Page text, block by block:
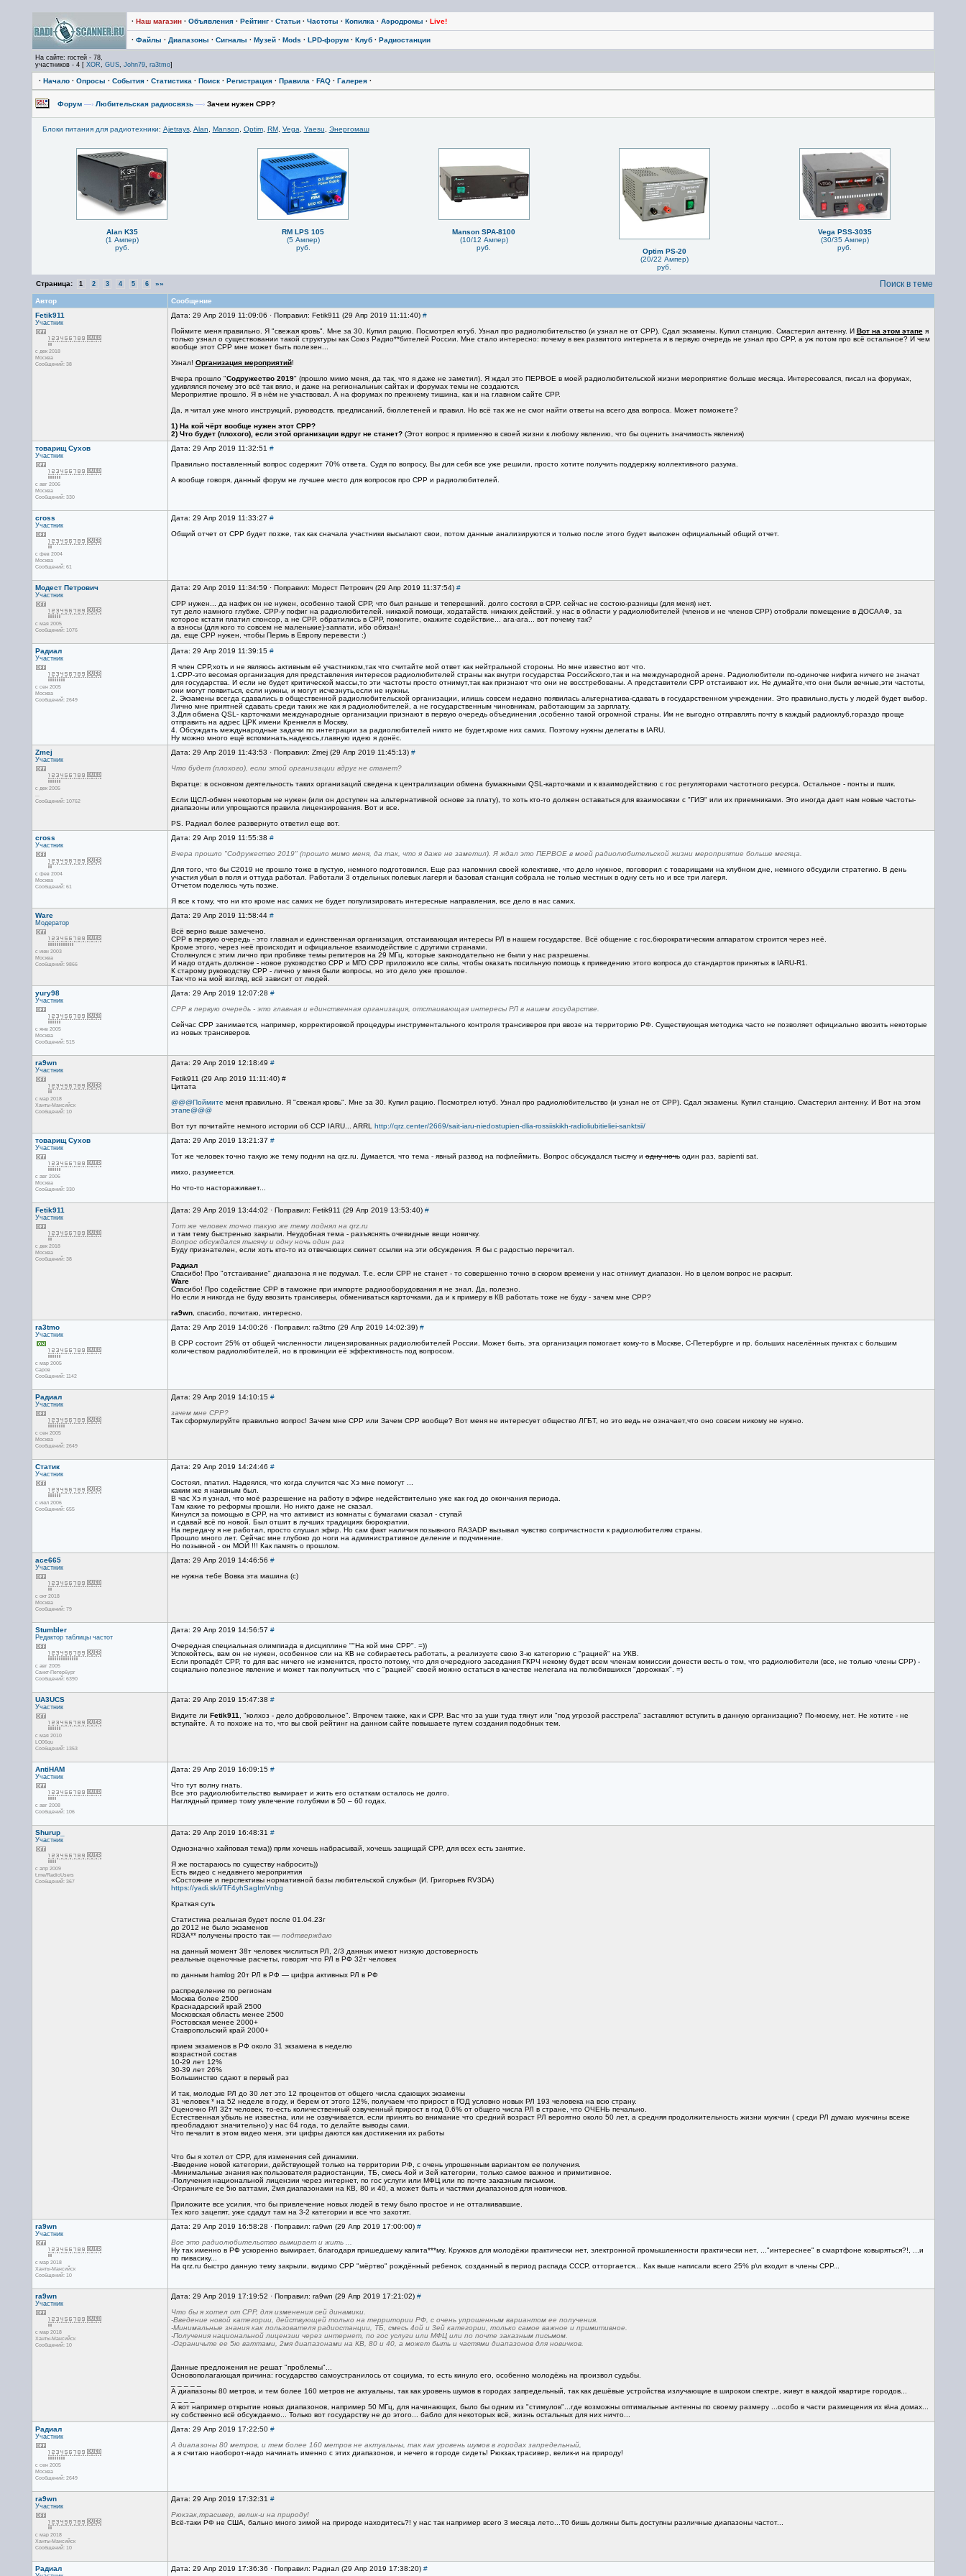
· Наш магазин· Объявления· Рейтинг· Статьи· Частоты · Копилка · Аэродромы · Live!
· Файлы · Диапазоны · Сигналы · Музей· Mods · LPD-форум· Клуб· Радиостанции
На сайте: гостей - 78,
участников - 4 [ XOR, GUS, John79, ra3tmo]
· Начало· Опросы · События· Статистика · Поиск· Регистрация· Правила · FAQ· Галерея·
Форум —› Любительская радиосвязь —›Зачем нужен СРР?
Блоки питания для радиотехники: Ajetrays, Alan Manson Optim, RM, Vega Yaesu Энергомаш
Alan K35
(1 Ампер)
руб.
RM LPS 105
(5 Ампер)
руб.
Manson SPA-8100
(10/12 Ампер)
руб.
Optim PS-20
(20/22 Ампер)
руб.
Vega PSS-3035
(30/35 Ампер)
руб.
Страница: 1 2 3 4 5 6 »» Поиск в теме
Автор
Сообщение
Fetik911
Участник
с дек 2018
Москва
Сообщений: 38
Дата: 29 Апр 2019 11:09:06 · Поправил: Fetik911 (29 Апр 2019 11:11:40) #
Поймите меня правильно. Я "свежая кровь". Мне за 30. Купил рацию. Посмотрел ютуб. Узнал про радиолюбительство (и узнал не от СРР). Сдал экзамены. Купил станцию. Смастерил антенну. И Вот на этом этапея
только узнал о существовании такой структуры как Союз Радио**бителей России. Мне стало интересно: почему в век развитого интернета я в первую очередь не узнал про СРР, а уж потом про всё остальное? И чем
вообще этот СРР мне может быть полезен...
Узнал! Организация мероприятий!
Вчера прошло "Содружество 2019" (прошло мимо меня, да так, что я даже не заметил). Я ждал это ПЕРВОЕ в моей радиолюбительской жизни мероприятие больше месяца. Интересовался, писал на форумах,
удивлялся почему это всё так вяло, и даже на региональных сайтах и форумах темы не создаются.
Мероприятие прошло. Я в нём не участвовал. А на форумах по прежнему тишина, как и на главном сайте СРР.
Да, я читал уже много инструкций, руководств, предписаний, бюллетеней и правил. Но всё так же не смог найти ответы на всего два вопроса. Может поможете?
1) На кой чёрт вообще нужен этот СРР?
2) Что будет (плохого), если этой организации вдруг не станет? (Этот вопрос я применяю в своей жизни к любому явлению, что бы оценить значимость явления)
товарищ Сухов
Участник
с авг 2006
Москва
Сообщений: 330
Дата: 29 Апр 2019 11:32:51 #
Правильно поставленный вопрос содержит 70% ответа. Судя по вопросу, Вы для себя все уже решили, просто хотите получить поддержку коллективного разума.
А вообще говоря, данный форум не лучшее место для вопросов про СРР и радиолюбителей.
cross
Участник
с фев 2004
Москва
Сообщений: 61
Дата: 29 Апр 2019 11:33:27 #
Общий отчет от СРР будет позже, так как сначала участники высылают свои, потом данные анализируются и только после этого будет выложен официальный общий отчет.
Модест Петрович
Участник
с мая 2005
Сообщений: 1076
Дата: 29 Апр 2019 11:34:59 · Поправил: Модест Петрович (29 Апр 2019 11:37:54) #
СРР нужен... да нафик он не нужен, особенно такой СРР, что был раньше и теперешний. долго состоял в СРР. сейчас не состою-разницы (для меня) нет.
тут дело намного глубже. СРР-у пофиг на радиолюбителей. никакой помощи, ходатайств. никаких действий. у нас в области у радиолюбителей (членов и не членов СРР) отобрали помещение в ДОСААФ, за
которое кстати платил спонсор, а не СРР. обратились в СРР, помогите, окажите содействие... ага-ага... вот почему так?
а взносы (для кого то совсем не маленькие)-заплати, ибо обязан!
да, еще СРР нужен, чтобы Пермь в Европу перевести :)
Радиал
Участник
с сен 2005
Москва
Сообщений: 2649
Дата: 29 Апр 2019 11:39:15 #
Я член СРР,хоть и не являюсь активным её участником,так что считайте мой ответ как нейтральной стороны. Но мне известно вот что.
1.СРР-это весомая организация для представления интересов радиолюбителей страны как внутри государства Российского,так и на международной арене. Радиолюбители по-одиночке нифига ничего не значат
для государства. И если не будет критической массы,то эти частоты просто отнимут,так как признают что они не восстребованы. А представители СРР отстаивают их. Не думайте,что они были вечные,эти частоты,
они могут появиться, если нужны, и могут исчезнуть,если не нужны.
2. Экзамены всегда сдавались в общественной радиолюбительской организации, илишь совсем недавно появилась альтернатива-сдавать в государственном учреждении. Это правильно,пусть у людей будет выбор.
Лично мне приятней сдавать среди таких же как я радиолюбителей, а не государственным чиновникам, работающим за зарплату.
3.Для обмена QSL- карточками международные организации признают в первую очередь объединения ,особенно такой огромной страны. Им не выгодно отправлять почту в каждый радиоклуб,гораздо проще
отправить на адрес ЦРК имени Кренкеля в Москву.
4. Обсуждать международные задачи по интеграции за радиолюбителей никто не будет,кроме них самих. Поэтому нужны делегаты в IARU.
Ну можно много ещё вспоминать,надеюсь,главную идею я донёс.
Zmej
Участник
с дек 2005
...
Сообщений: 10762
Дата: 29 Апр 2019 11:43:53 · Поправил: Zmej (29 Апр 2019 11:45:13) #
Что будет (плохого), если этой организации вдруг не станет?
Вкратце: в основном деятельность таких организаций сведена к централизации обмена бумажными QSL-карточками и к взаимодействию с гос регуляторами частотного ресурса. Остальное - понты и пшик.
Если ЩСЛ-обмен некоторым не нужен (или он доступен на альтернативной основе за плату), то хоть кто-то должен оставаться для взаимосвязи с "ГИЭ" или их приемниками. Это иногда дает нам новые частоты-
диапазоны или упрощаются правила лицензирования. Вот и все.
PS. Радиал более развернуто ответил еще вот.
cross
Участник
с фев 2004
Москва
Сообщений: 61
Дата: 29 Апр 2019 11:55:38 #
Вчера прошло "Содружество 2019" (прошло мимо меня, да так, что я даже не заметил). Я ждал это ПЕРВОЕ в моей радиолюбительской жизни мероприятие больше месяца.
Для того, что бы С2019 не прошло тоже в пустую, немного подготовился. Еще раз напомнил своей колективке, что дело нужное, поговорил с товарищами на клубном дне, немного обсудили стратегию. В день
участия убыл в поля и оттуда работал. Работали 3 отдельных полевых лагеря и базовая станция собрала не только местных в одну сеть но и все три лагеря.
Отчетом поделюсь чуть позже.
Я все к тому, что ни кто кроме нас самих не будет популизировать интересные направления, все дело в нас самих.
Ware
Модератор
с июн 2003
Москва
Сообщений: 9866
Дата: 29 Апр 2019 11:58:44 #
Всё верно выше замечено.
СРР в первую очередь - это главная и единственная организация, отстаивающая интересы РЛ в нашем государстве. Всё общение с гос.бюрократическим аппаратом строится через неё.
Кроме этого, через неё происходит и официальное взаимодействие с другими странами.
Столкнулся с этим лично при пробивке темы репитеров на 29 МГц, которые законодательно не были у нас разрешены.
И надо отдать должное - новое руководство СРР и МГО СРР приложило все силы, чтобы оказать посильную помощь к приведению этого вопроса до стандартов принятых в IARU-R1.
К старому руководству СРР - лично у меня были вопросы, но это дело уже прошлое.
Так что на мой взгляд, всё зависит от людей.
yury98
Участник
с янв 2005
Москва
Сообщений: 515
Дата: 29 Апр 2019 12:07:28 #
СРР в первую очередь - это главная и единственная организация, отстаивающая интересы РЛ в нашем государстве.
Сейчас СРР занимается, например, корректировкой процедуры инструментального контроля трансиверов при ввозе на территорию РФ. Существующая методика часто не позволяет официально ввозить некоторые
из новых трансиверов.
ra9wn
Участник
с мар 2018
Ханты-Мансийск
Сообщений: 10
Дата: 29 Апр 2019 12:18:49 #
Fetik911 (29 Апр 2019 11:11:40) #
Цитата
@@@Поймите меня правильно. Я "свежая кровь". Мне за 30. Купил рацию. Посмотрел ютуб. Узнал про радиолюбительство (и узнал не от СРР). Сдал экзамены. Купил станцию. Смастерил антенну. И Вот на этом
этапе@@@
Вот тут почитайте немного истории об ССР IARU... ARRL http://qrz.center/2669/sait-iaru-niedostupien-dlia-rossiiskikh-radioliubitieliei-sanktsii/
товарищ Сухов
Участник
с авг 2006
Москва
Сообщений: 330
Дата: 29 Апр 2019 13:21:37 #
Тот же человек точно такую же тему поднял на qrz.ru. Думается, что тема - явный развод на пофлеймить. Вопрос обсуждался тысячу иодну ночьодин раз, sapienti sat.
имхо, разумеется.
Но что-то настораживает...
Fetik911
Участник
с дек 2018
Москва
Сообщений: 38
Дата: 29 Апр 2019 13:44:02 · Поправил: Fetik911 (29 Апр 2019 13:53:40) #
Тот же человек точно такую же тему поднял на qrz.ru
и там тему быстренько закрыли. Неудобная тема - разъяснять очевидные вещи новичку.
Вопрос обсуждался тысячу и одну ночь один раз
Буду признателен, если хоть кто-то из отвечающих скинет ссылки на эти обсуждения. Я бы с радостью перечитал.
Радиал
Спасибо! Про "отстаивание" диапазона я не подумал. Т.е. если СРР не станет - то совершенно точно в скором времени у нас отнимут диапазон. Но в целом вопрос не раскрыт.
Ware
Спасибо! Про содействие СРР в таможне при импорте радиооборудования я не знал. Да, полезно.
Но если я никогда не буду ввозить трансиверы, обмениваться карточками, да и к примеру в КВ работать тоже не буду - зачем мне СРР?
ra9wn, спасибо, почитаю, интересно.
ra3tmo
Участник
с мар 2005
Саров
Сообщений: 1142
Дата: 29 Апр 2019 14:00:26 · Поправил: ra3tmo (29 Апр 2019 14:02:39) #
В CРР состоит 25% от общей численности лицензированных радиолюбителей России. Может быть, эта организация помогает кому-то в Москве, С-Петербурге и пр. больших населённых пунктах с большим
количеством радиолюбителей, но в провинции её эффективность под вопросом.
Радиал
Участник
с сен 2005
Москва
Сообщений: 2649
Дата: 29 Апр 2019 14:10:15 #
зачем мне СРР?
Так сформулируйте правильно вопрос! Зачем мне СРР или Зачем СРР вообще? Вот меня не интересует общество ЛГБТ, но это ведь не означает,что оно совсем никому не нужно.
Статик
Участник
с июл 2006
Сообщений: 655
Дата: 29 Апр 2019 14:24:46 #
Состоял, платил. Надеялся, что когда случится час Хэ мне помогут ...
каким же я наивным был.
В час Хэ я узнал, что моё разрешение на работу в эфире недействительно уже как год до окончания периода.
Там какие то реформы прошли. Но никто даже не сказал.
Кинулся за помощью в СРР, на что активист из комнаты с бумагами сказал - ступай
и сдавай всё по новой. Был отшит в лучших традициях бюрократии.
На передачу я не работал, просто слушал эфир. Но сам факт наличия позывного RA3ADP вызывал чувство сопричастности к радиолюбителям страны.
Прошло много лет. Сейчас мне глубоко до ноги на административное деление и подчинение.
Но позывной - он МОЙ !!! Как память о прошлом.
ace665
Участник
с окт 2018
Москва
Сообщений: 79
Дата: 29 Апр 2019 14:46:56 #
не нужна тебе Вовка эта машина (с)
Stumbler
Редактор таблицы частот
с авг 2005
Санкт-Петербург
Сообщений: 6390
Дата: 29 Апр 2019 14:56:57 #
Очередная специальная олимпиада в дисциплине ""На кой мне СРР". =))
Успокойтесь, вам он не нужен, особенное сли на КВ не собираетесь работать, а реализуете свою 3-ю категорию с "рацией" на УКВ.
Если пропадёт СРР, то для вас ничего не изменится, просто потому, что для очередного заседания ГКРЧ некому будет всем членам комиссии донести весть о том, что радиолюбители (все, не только члены СРР) -
социально полезное явление и может так получиться, что с "рацией" своей можно остаться в качестве нелегала на полюбившихся "дорожках". =)
UA3UCS
Участник
с мая 2010
LO06qu
Сообщений: 1353
Дата: 29 Апр 2019 15:47:38 #
Видите ли Fetik911
, "колхоз - дело добровольное". Впрочем также, как и СРР. Вас что за уши туда тянут или "под угрозой расстрела" заставляют вступить в данную организацию? По-моему, нет. Не хотите - не
вступайте. А то похоже на то, что вы свой рейтинг на данном сайте повышаете путем создания подобных тем.
AntiHAM
Участник
с авг 2008
Сообщений: 106
Дата: 29 Апр 2019 16:09:15 #
Что тут волну гнать.
Все это радиолюбительство вымирает и жить его остаткам осталось не долго.
Наглядный пример тому увлечение голубями в 50 – 60 годах.
Shurup_
Участник
с апр 2009
t.me/RadioUsers
Сообщений: 367
Дата: 29 Апр 2019 16:48:31 #
Однозначно хайповая тема)) прям хочешь набрасывай, хочешь защищай СРР, для всех есть занятие.
Я же постараюсь по существу набросить))
Есть видео с недавнего мероприятия
«Состояние и перспективы нормативной базы любительской службы» (И. Григорьев RV3DA)
https://yadi.sk/i/TF4yhSagImVnbg
Краткая суть
Статистика реальная будет после 01.04.23г
до 2012 не было экзаменов
RD3A** получены просто так — подтверждаю
на данный момент 38т человек числиться РЛ, 2/3 данных имеют низкую достоверность
реальные оценочные расчеты, говорят что РЛ в РФ 32т человек
по данным hamlog 20т РЛ в РФ — цифра активных РЛ в РФ
распределение по регионам
Москва более 2500
Краснадарский край 2500
Московская область менее 2500
Ростовская менее 2000+
Ставропольский край 2000+
прием экзаменов в РФ около 31 экзамена в неделю
возрастной состав
10-29 лет 12%
30-39 лет 26%
Большинство сдают в первый раз
И так, молодые РЛ до 30 лет это 12 процентов от общего числа сдающих экзамены
31 человек * на 52 неделе в году, и берем от этого 12%, получаем что прирост в ГОД условно новых РЛ 193 человека на всю страну.
Оценочно РЛ 32т человек, то-есть количественный озвученный прирост в год 0.6% от общего числа РЛ в стране, что ОЧЕНЬ печально.
Естественная убыль не известна, или не озвучивается, если принять во внимание что средний возраст РЛ вероятно около 50 лет, а средняя продолжительность жизни мужчин ( среди РЛ думаю мужчины всеже
преобладают значительно) у нас 64 года, то делайте выводы сами.
Что печалит в этом видео меня, эти цифры даются как достижения их работы
Что бы я хотел от СРР, для изменения сей динамики.
-Введение новой категории, действующей только на территории РФ, с очень упрошенным вариантом ее получения.
-Минимальные знания как пользователя радиостанции, ТБ, смесь 4ой и 3ей категории, только самое важное и примитивное.
-Получения национальной лицензии через интернет, по гос услуги или МФЦ или по почте заказным письмом.
-Ограничьте ее 5ю ваттами, 2мя диапазонами на КВ, 80 и 40, а может быть и частями диапазонов для новичков.
Приложите все усилия, что бы привлечение новых людей в тему было простое и не отталкивавшие.
Тех кого зацепят, уже сдадут там на 3-2 категории и все что захотят.
ra9wn
Участник
с мар 2018
Ханты-Мансийск
Сообщений: 10
Дата: 29 Апр 2019 16:58:28 · Поправил: ra9wn (29 Апр 2019 17:00:00) #
Все это радиолюбительство вымирает и жить ...
Ну так именно в РФ ускоренно вымирает, благодаря пришедшему капита***му. Кружков для молодёжи практически нет, электронной промышленности практически нет, ..."интереснее" в смартфоне ковыряться?!, ...и
по пивасику...
На qrz.ru быстро данную тему закрыли, видимо СРР "мёртво" рождённый ребенок, созданный в период распада СССР, отторгается... Как выше написали всего 25% р\л входит в члены СРР...
ra9wn
Участник
с мар 2018
Ханты-Мансийск
Сообщений: 10
Дата: 29 Апр 2019 17:19:52 · Поправил: ra9wn (29 Апр 2019 17:21:02) #
Что бы я хотел от СРР, для изменения сей динамики.
-Введение новой категории, действующей только на территории РФ, с очень упрошенным вариантом ее получения.
-Минимальные знания как пользователя радиостанции, ТБ, смесь 4ой и 3ей категории, только самое важное и примитивное.
-Получения национальной лицензии через интернет, по гос услуги или МФЦ или по почте заказным письмом.
-Ограничьте ее 5ю ваттами, 2мя диапазонами на КВ, 80 и 40, а может быть и частями диапазонов для новичков.
Данные предложения не решат "проблемы"...
Основополагающая причина: государство самоустранилось от социума, то есть кинуло его, особенно молодёжь на произвол судьбы.
А диапазоны 80 метров, и тем более 160 метров не актуальны, так как уровень шумов в городах запредельный, так как дешёвые устройства излучающие в широком спектре, живут в каждой квартире городов...
А вот например открытие новых диапазонов, например 50 МГц, для начинающих, было бы одним из "стимулов"...где возможны оптимальные антенны по своему размеру ...особо в части размещения их в\на домах...
ну собственно всё обсуждаемо... Только вот государству не до этого... бабло для некоторых всё, жизнь остальных для них ничто...
Радиал
Участник
с сен 2005
Москва
Сообщений: 2649
Дата: 29 Апр 2019 17:22:50 #
А диапазоны 80 метров, и тем более 160 метров не актуальны, так как уровень шумов в городах запредельный,
а я считаю наоборот-надо начинать именно с этих диапазонов, и нечего в городе сидеть! Рюкзак,трасивер, велик-и на природу!
ra9wn
Участник
с мар 2018
Ханты-Мансийск
Сообщений: 10
Дата: 29 Апр 2019 17:32:31 #
Рюкзак,трасивер, велик-и на природу!
Всё-таки РФ не США, бально много зимой на природе находитесь?! у нас так например всего 3 месяца лето...Т0 бишь должны быть доступны различные диапазоны частот...
Радиал Дата: 29 Апр 2019 17:36:36 · Поправил: Радиал (29 Апр 2019 17:38:20) #